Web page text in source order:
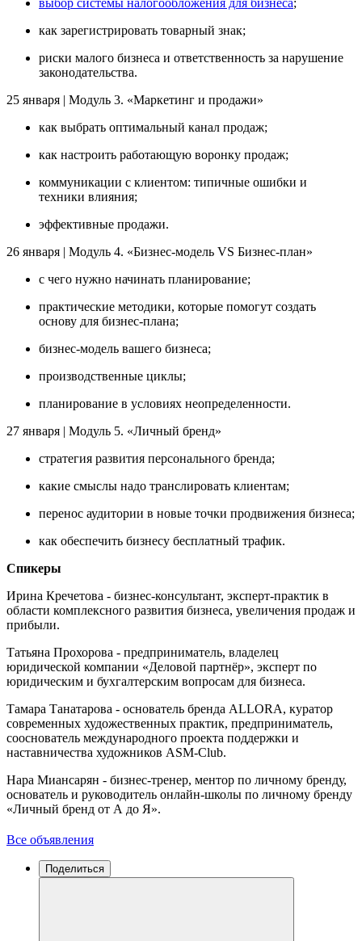
как зарегистрировать товарный знак;
риски малого бизнеса и ответственность за нарушение
законодательства.
25 января | Модуль 3. «Маркетинг и продажи»
как выбрать оптимальный канал продаж;
как настроить работающую воронку продаж;
коммуникации с клиентом: типичные ошибки и
техники влияния;
эффективные продажи.
26 января | Модуль 4. «Бизнес-модель VS Бизнес-план»
с чего нужно начинать планирование;
практические методики, которые помогут создать
основу для бизнес-плана;
бизнес-модель вашего бизнеса;
производственные циклы;
планирование в условиях неопределенности.
27 января | Модуль 5. «Личный бренд»
стратегия развития персонального бренда;
какие смыслы надо транслировать клиентам;
перенос аудитории в новые точки продвижения бизнеса;
как обеспечить бизнесу бесплатный трафик.
Спикеры
Ирина Кречетова - бизнес-консультант, эксперт-практик в
области комплексного развития бизнеса, увеличения продаж и
прибыли.
Татьяна Прохорова - предприниматель, владелец
юридической компании «Деловой партнёр», эксперт по
юридическим и бухгалтерским вопросам для бизнеса.
Тамара Танатарова - основатель бренда ALLORA, куратор
современных художественных практик, предприниматель,
сооснователь международного проекта поддержки и
наставничества художников ASM-Club.
Нара Миансарян - бизнес-тренер, ментор по личному бренду,
основатель и руководитель онлайн-школы по личному бренду
«Личный бренд от А до Я».
Все объявления
Поделиться